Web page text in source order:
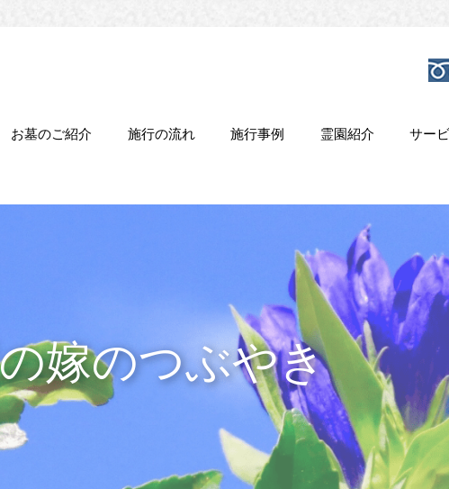
お墓のご紹介 施行の流れ 施行事例 霊園紹介 サー
嫁のつぶやき